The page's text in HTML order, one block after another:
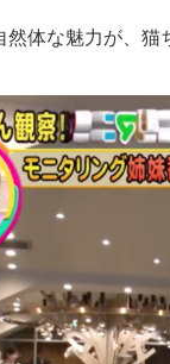
然体な魅力が、猫